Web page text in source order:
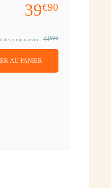
39€90
de comparaison : 44€90
AU PANIER